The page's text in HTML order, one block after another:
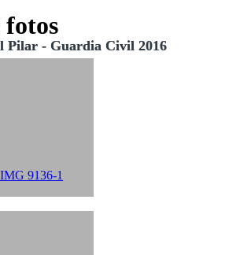
Pilar - Guardia Civil 2016